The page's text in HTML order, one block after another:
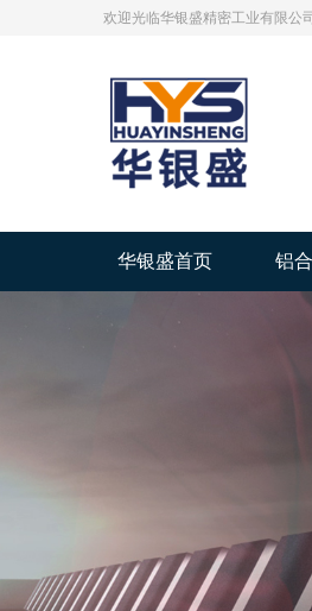
欢迎光临华银盛精密工业有限公
华银盛首页 铝